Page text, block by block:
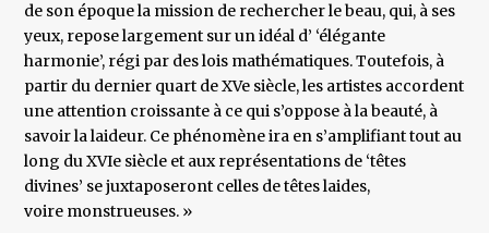
de son époque la mission de rechercher le beau, qui, à ses
yeux, repose largement sur un idéal d’ ‘élégante
harmonie’, régi par des lois mathématiques. Toutefois, à
partir du dernier quart de XVe siècle, les artistes accordent
une attention croissante à ce qui s’oppose à la beauté, à
savoir la laideur. Ce phénomène ira en s’amplifiant tout au
long du XVIe siècle et aux représentations de ‘têtes
divines’ se juxtaposeront celles de têtes laides,
voire monstrueuses. »